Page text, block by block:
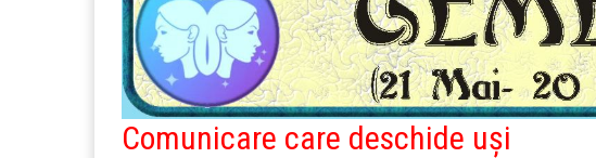
Comunicare care deschide uși